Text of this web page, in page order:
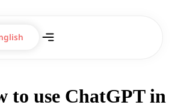
to use ChatGPT in